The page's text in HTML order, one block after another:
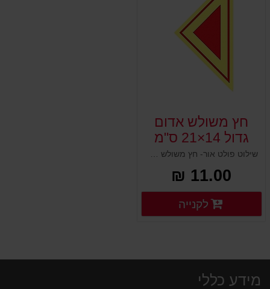
חץ משולש אדום
גדול 14×21 ס"מ
שילוט פולט אור- חץ משולש אדום גדול 14×21 ס"מ
11.00 ₪
פרטים נוספים
לקנייה
מידע כללי